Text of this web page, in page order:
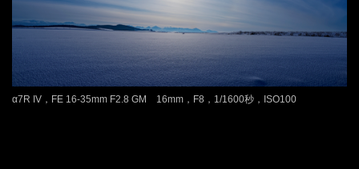
α7R IV，FE 16-35mm F2.8 GM 16mm，F8，1/1600秒，ISO100